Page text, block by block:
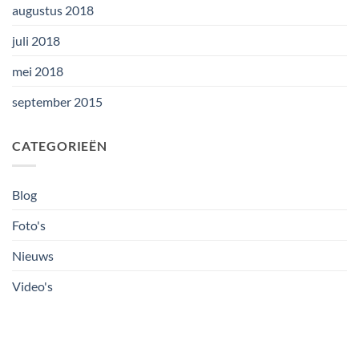
augustus 2018
juli 2018
mei 2018
september 2015
CATEGORIEËN
Blog
Foto's
Nieuws
Video's